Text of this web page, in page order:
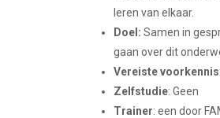
leren van elkaar.
Doel: ​Samen in
gaan over dit
Vereiste voorkennis
Zelfstudie: Geen
Trainer: een door